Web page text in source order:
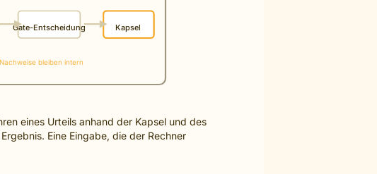
Gate-Entscheidung Kapsel
Nachweise bleiben intern
eines Urteils anhand der Kapsel und des
Eine Eingabe, die der Rechner